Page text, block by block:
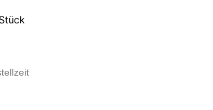
Stück